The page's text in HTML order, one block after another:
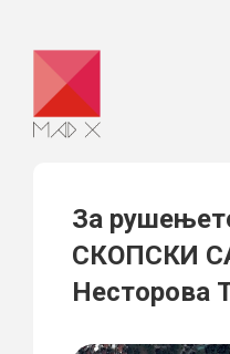
content
За
СКОПСКИ
Несторова